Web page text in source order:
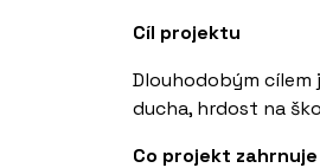
Cíl projektu
Dlouhodobým
ducha, hrdost na
Co projekt zahrnuje